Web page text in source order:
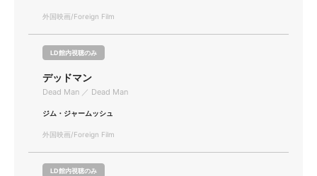
外国映画/Foreign Film
LD館内視聴のみ
デッドマン
Dead Man ／ Dead Man
ジム・ジャームッシュ
外国映画/Foreign Film
LD館内視聴のみ